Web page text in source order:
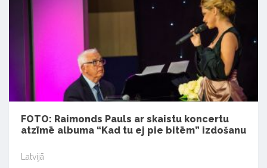
FOTO: Raimonds Pauls ar skaistu koncertu
atzīmē albuma “Kad tu ej pie bitēm” izdošanu
Latvijā